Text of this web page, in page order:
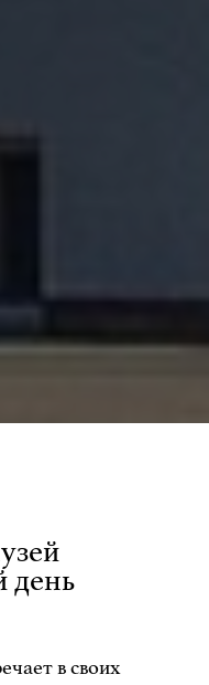
день
в своих